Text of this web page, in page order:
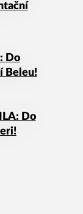
Do
Beleu!
Do